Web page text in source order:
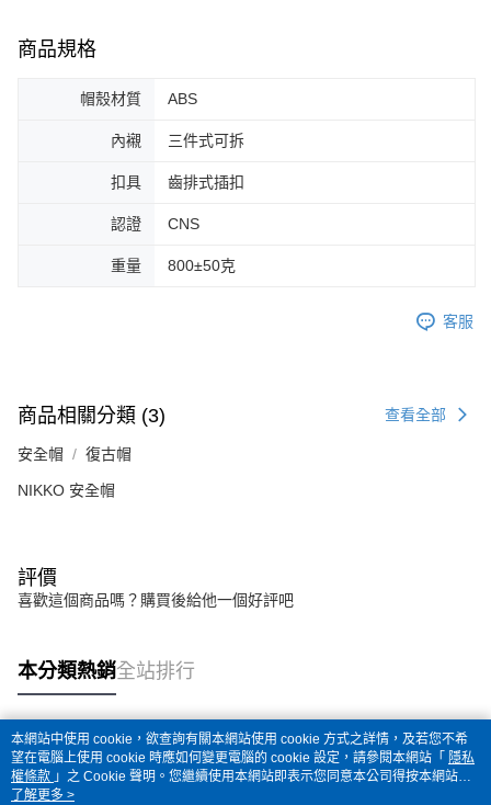
商品規格
帽殼材質 ABS
內襯 三件式可拆
扣具 齒排式插扣
認證 CNS
重量 800±50克
客服
商品相關分類 (3) 查看全部
安全帽 復古帽
NIKKO 安全帽
評價
喜歡這個商品嗎？購買後給他一個好評吧
本分類熱銷全站排行
熱門標籤
本網站中使用 cookie，欲查詢有關本網站使用 cookie 方式之詳情，及若您不希
望在電腦上使用 cookie 時應如何變更電腦的 cookie 設定，請參閱本網站「 隱私
權條款 」之 Cookie 聲明。您繼續使用本網站即表示您同意本公司得按本網站使
用條款之 Cookie 聲明使用 cookie。
了解更多 >